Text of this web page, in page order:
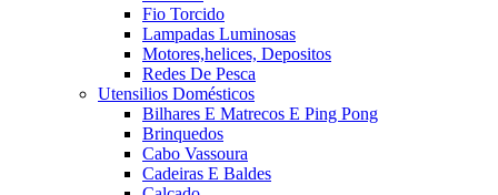
Fio Torcido
Lampadas Luminosas
Motores,helices, Depositos
Redes De Pesca
Utensilios Domésticos
Bilhares E Matrecos E Ping Pong
Brinquedos
Cabo Vassoura
Cadeiras E Baldes